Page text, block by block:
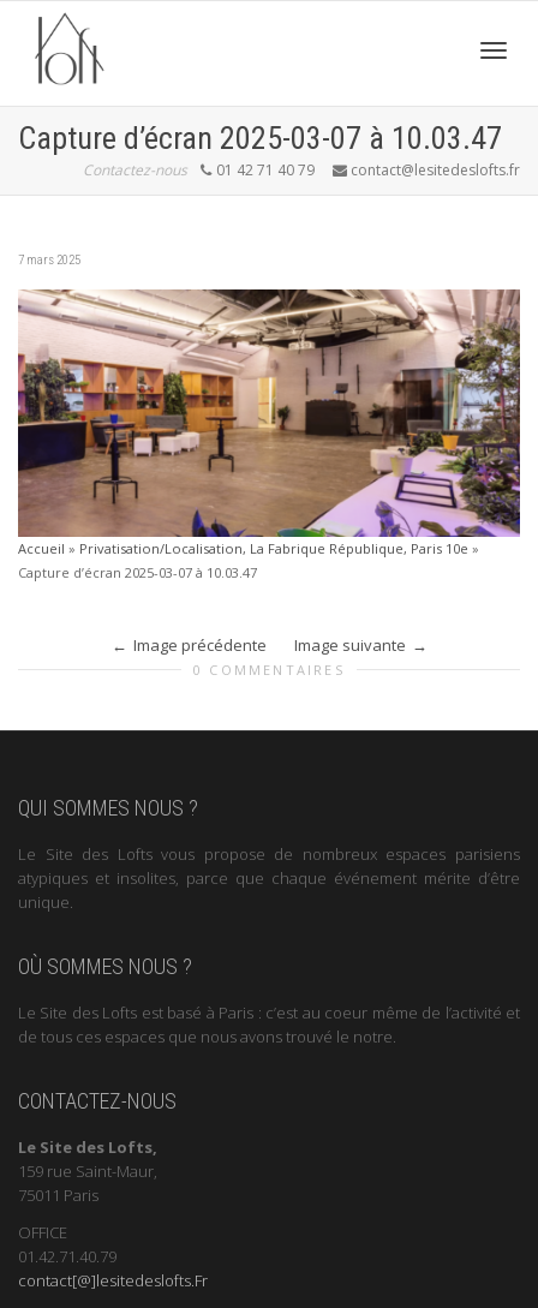
Capture d’écran 2025-03-07 à 10.03.47
Contactez-nous 01 42 71 40 79 contact@lesitedeslofts.fr
7 mars 2025
Accueil » Privatisation/Localisation, La Fabrique République, Paris 10e »
Capture d’écran 2025-03-07 à 10.03.47
Image précédente Image suivante
0 COMMENTAIRES
QUI SOMMES NOUS ?
Le Site des Lofts vous propose de nombreux espaces parisiens
atypiques et insolites, parce que chaque événement mérite d’être
unique.
OÙ SOMMES NOUS ?
Le Site des Lofts est basé à Paris : c’est au coeur même de l’activité et
de tous ces espaces que nous avons trouvé le notre.
CONTACTEZ-NOUS
Le Site des Lofts,
159 rue Saint-Maur,
75011 Paris
OFFICE
01.42.71.40.79
contact[@]lesitedeslofts.Fr